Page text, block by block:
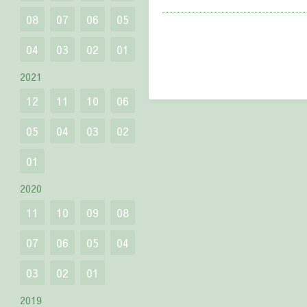
08 07 06
05
04
03 02 01
2021
12 11 10
06
05
04 03
02
01
2020
11 10 09
08
07
06 05
04
03
02 01
2019